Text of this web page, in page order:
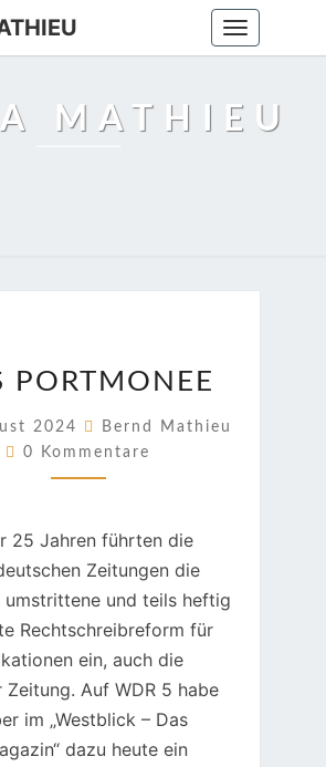
Toggle
navigation
MATHIEU
PORTMONEE
PORTMONEE
2024
Bernd Mathieu
Kommentare
0 Kommentare
25 Jahren führten die
Zeitungen die
umstrittene und teils heftig
Rechtschreibreform für
ein, auch die
Zeitung. Auf WDR 5 habe
im „Westblick – Das
dazu heute ein